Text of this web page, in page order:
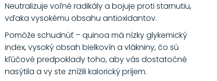
Neutralizuje voľné radikály a bojuje proti starnutiu,
vďaka vysokému obsahu antioxidantov.
Pomôže schudnúť – quinoa má nízky glykemický
index, vysoký obsah bielkovín a vlákniny, čo sú
kľúčové predpoklady toho, aby vás dostatočné
nasýtila a vy ste znížili kalorický príjem.